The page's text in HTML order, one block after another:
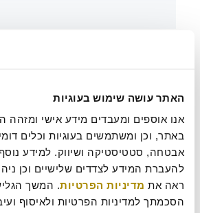
האתר עושה שימוש בעוגיות
ראה את מדיניות הפרטיות
הסכמתך למדיניות הפרטיות ולאיסוף
צירוף קובץ
בעת שליחת טופס זה אני מאשר/ת כי
הפרטיותשל רולדין